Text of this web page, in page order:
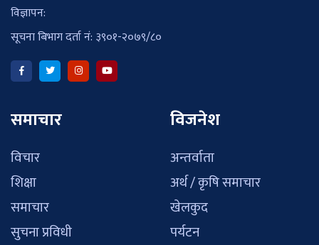
विज्ञापन:
सूचना बिभाग दर्ता नं: ३९०१-२०७९/८०
समाचार
विचार
शिक्षा
समाचार
सुचना प्रविधी
विजनेश
अन्तर्वाता
अर्थ / कृषि समाचार
खेलकुद
पर्यटन